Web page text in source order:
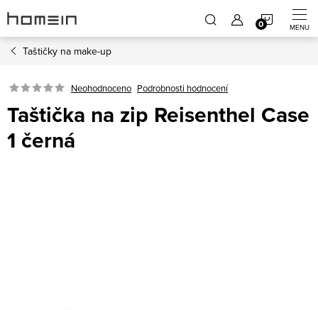
na
obsah
Taštičky na make-up
Neohodnoceno Podrobnosti hodnocení
Taštička na zip Reisenthel Case
1 černá